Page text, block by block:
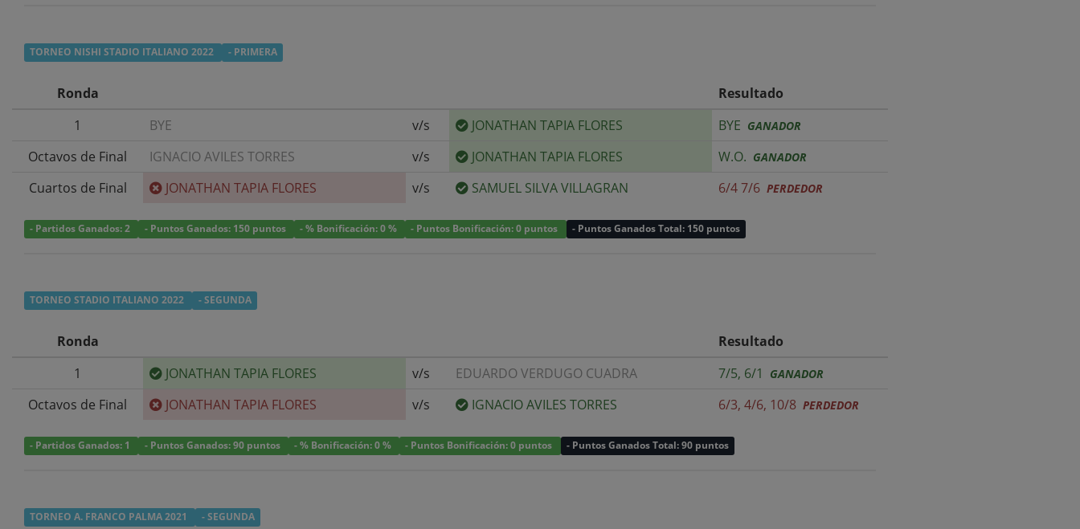
TORNEO NISHI STADIO ITALIANO 2022 - PRIMERA
Ronda
Resultado
1
BYE v/s JONATHAN TAPIA FLORES BYE GANADOR
Octavos de Final IGNACIO AVILES TORRES v/s JONATHAN TAPIA FLORES W.O. GANADOR
Cuartos de Final JONATHAN TAPIA FLORES v/s SAMUEL SILVA VILLAGRAN 6/4 7/6 PERDEDOR
- Partidos Ganados: 2 - Puntos Ganados: 150 puntos - % Bonificación: 0 % - Puntos Bonificación: 0 puntos - Puntos Ganados Total: 150 puntos
TORNEO STADIO ITALIANO 2022 - SEGUNDA
Ronda
Resultado
1
JONATHAN TAPIA FLORES v/s EDUARDO VERDUGO CUADRA 7/5, 6/1 GANADOR
Octavos de Final JONATHAN TAPIA FLORES v/s IGNACIO AVILES TORRES 6/3, 4/6, 10/8 PERDEDOR
- Partidos Ganados: 1 - Puntos Ganados: 90 puntos - % Bonificación: 0 % - Puntos Bonificación: 0 puntos - Puntos Ganados Total: 90 puntos
TORNEO A. FRANCO PALMA 2021 - SEGUNDA